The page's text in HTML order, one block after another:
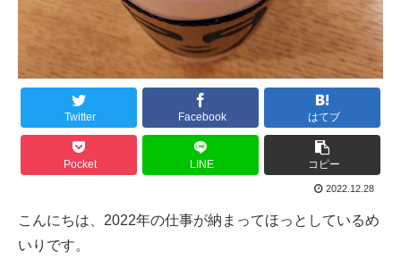
Twitter Facebook はてブ
Pocket LINE コピー
2022.12.28
こんにちは、2022年の仕事が納まってほっとしているめ
いりです。